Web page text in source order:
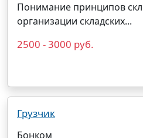
Понимание принципов
организации складских...
2500 - 3000 руб.
Грузчик
Бонком